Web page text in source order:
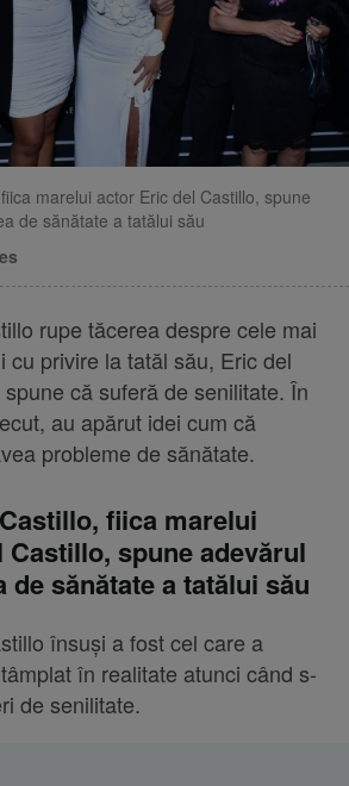
marelui actor Eric del Castillo, spune
de sănătate a tatălui său
rupe tăcerea despre cele mai
cu privire la tatăl său, Eric del
că suferă de senilitate. În
au apărut idei cum că
probleme de sănătate.
fiica marelui
spune adevărul
de sănătate a tatălui său
însuși a fost cel care a
în realitate atunci când s-
de senilitate.